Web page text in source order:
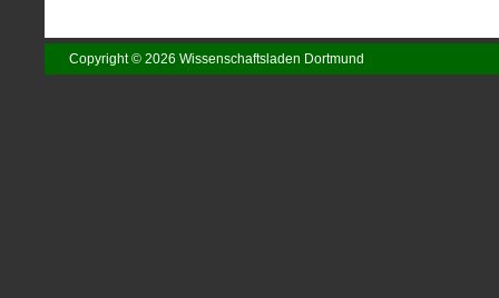
Copyright © 2026 Wissenschaftsladen Dortmund